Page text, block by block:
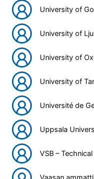
University of
University of
University of
University of
Université de
Uppsala
VSB –
Vaasan